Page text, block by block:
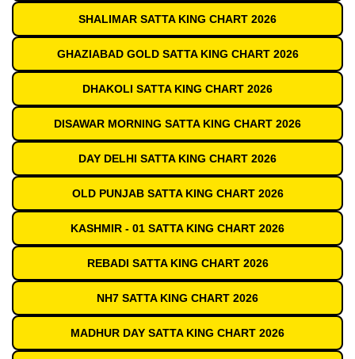
SHALIMAR SATTA KING CHART 2026
GHAZIABAD GOLD SATTA KING CHART 2026
DHAKOLI SATTA KING CHART 2026
DISAWAR MORNING SATTA KING CHART 2026
DAY DELHI SATTA KING CHART 2026
OLD PUNJAB SATTA KING CHART 2026
KASHMIR - 01 SATTA KING CHART 2026
REBADI SATTA KING CHART 2026
NH7 SATTA KING CHART 2026
MADHUR DAY SATTA KING CHART 2026